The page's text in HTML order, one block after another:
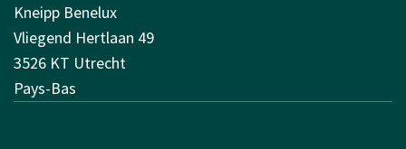
Kneipp Benelux
Vliegend Hertlaan 49
3526 KT Utrecht
Pays-Bas